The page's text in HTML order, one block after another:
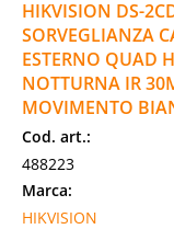
HIKVISION DS-
SORVEGLIANZA
ESTERNO QUAD
NOTTURNA IR
MOVIMENTO
Cod. art.:
488223
Marca:
HIKVISION